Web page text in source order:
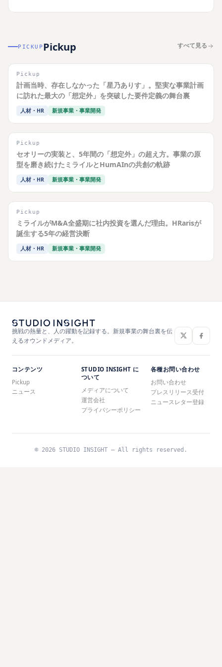
PICKUP Pickup すべて見る
Pickup
計画当時、存在しなかった「星乃ありす」。堅実な事業計画
に訪れた最大の「想定外」を突破した要件定義の舞台裏
人材・HR 新規事業・事業開発
Pickup
セオリーの実装と、5年間の「想定外」の超え方。事業の原
型を磨き続けたミライルとHumAInの共創の軌跡
人材・HR 新規事業・事業開発
Pickup
ミライルがM&A全盛期に社内投資を選んだ理由。HRarisが
誕生する5年の経営決断
人材・HR 新規事業・事業開発
挑戦の熱量と、人の躍動を記録する。新規事業の舞台裏を伝
えるオウンドメディア。
コンテンツ
Pickup
ニュース
STUDIO INSIGHT に
ついて
メディアについて
運営会社
プライバシーポリシー
各種お問い合わせ
お問い合わせ
プレスリリース受付
ニュースレター登録
© 2026 STUDIO INSIGHT — All rights reserved.